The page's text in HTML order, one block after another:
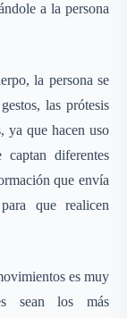
a la persona
la persona se
las prótesis
ya que hacen uso
captan diferentes
que envía
que realicen
es muy
sean los más